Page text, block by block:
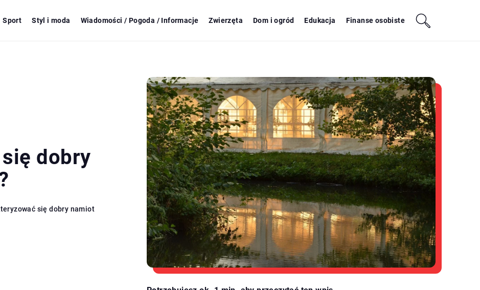
Sport Styl i moda Wiadomości / Pogoda / Informacje Zwierzęta Dom i ogród Edukacja Finanse osobiste
dobry
się dobry namiot